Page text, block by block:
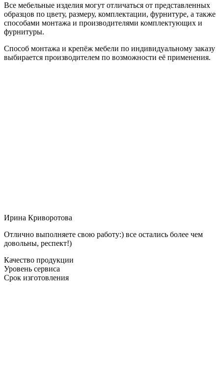
Все мебельные изделия могут отличаться от представленных
образцов по цвету, размеру, комплектации, фурнитуре, а также
способами монтажа и производителями комплектующих и
фурнитуры.
Способ монтажа и крепёж мебели по индивидуальному заказу
выбирается производителем по возможности её применения.
Ирина Криворотова
Отлично выполняете свою работу:) все остались более чем
довольны, респект!)
Качество продукции
Уровень сервиса
Срок изготовления